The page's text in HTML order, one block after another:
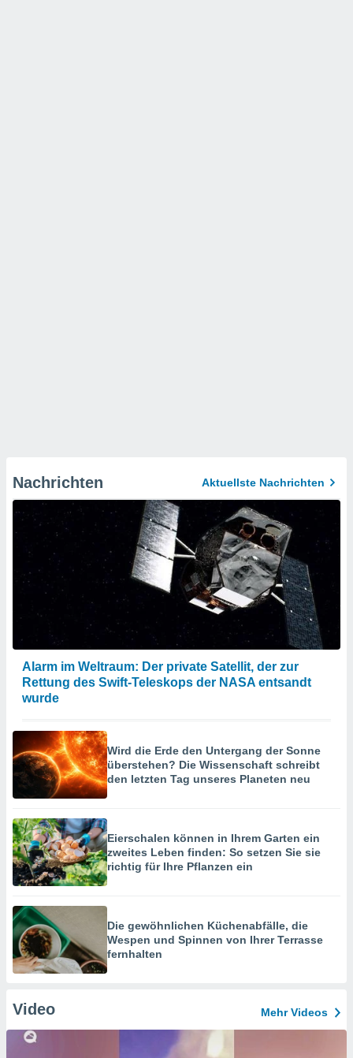
Nachrichten Aktuellste Nachrichten
Alarm im Weltraum: Der private Satellit, der zur
Rettung des Swift-Teleskops der NASA entsandt
wurde
Wird die Erde den Untergang der Sonne
überstehen? Die Wissenschaft schreibt
den letzten Tag unseres Planeten neu
Eierschalen können in Ihrem Garten ein
zweites Leben finden: So setzen Sie sie
richtig für Ihre Pflanzen ein
Die gewöhnlichen Küchenabfälle, die
Wespen und Spinnen von Ihrer Terrasse
fernhalten
Video Mehr Videos